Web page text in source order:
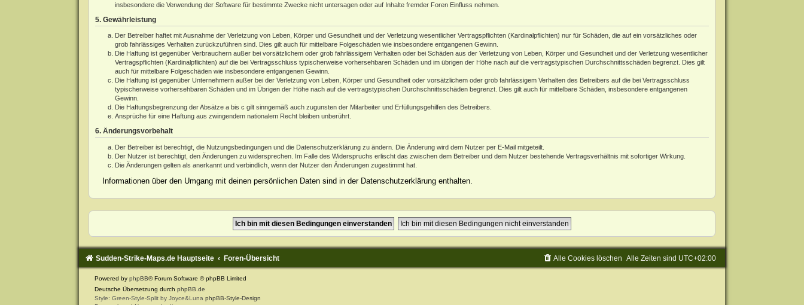
insbesondere die Verwendung der Software für bestimmte Zwecke nicht untersagen oder auf Inhalte fremder Foren Einfluss nehmen.
5. Gewährleistung
Der Betreiber haftet mit Ausnahme der Verletzung von Leben, Körper und Gesundheit und der Verletzung wesentlicher Vertragspflichten (Kardinalpflichten) nur für Schäden, die auf ein vorsätzliches oder
grob fahrlässiges Verhalten zurückzuführen sind. Dies gilt auch für mittelbare Folgeschäden wie insbesondere entgangenen Gewinn.
Die Haftung ist gegenüber Verbrauchern außer bei vorsätzlichem oder grob fahrlässigem Verhalten oder bei Schäden aus der Verletzung von Leben, Körper und Gesundheit und der Verletzung wesentlicher
Vertragspflichten (Kardinalpflichten) auf die bei Vertragsschluss typischerweise vorhersehbaren Schäden und im übrigen der Höhe nach auf die vertragstypischen Durchschnittsschäden begrenzt. Dies gilt
auch für mittelbare Folgeschäden wie insbesondere entgangenen Gewinn.
Die Haftung ist gegenüber Unternehmern außer bei der Verletzung von Leben, Körper und Gesundheit oder vorsätzlichem oder grob fahrlässigem Verhalten des Betreibers auf die bei Vertragsschluss
typischerweise vorhersehbaren Schäden und im Übrigen der Höhe nach auf die vertragstypischen Durchschnittsschäden begrenzt. Dies gilt auch für mittelbare Schäden, insbesondere entgangenen
Gewinn.
Die Haftungsbegrenzung der Absätze a bis c gilt sinngemäß auch zugunsten der Mitarbeiter und Erfüllungsgehilfen des Betreibers.
Ansprüche für eine Haftung aus zwingendem nationalem Recht bleiben unberührt.
6. Änderungsvorbehalt
Der Betreiber ist berechtigt, die Nutzungsbedingungen und die Datenschutzerklärung zu ändern. Die Änderung wird dem Nutzer per E-Mail mitgeteilt.
Der Nutzer ist berechtigt, den Änderungen zu widersprechen. Im Falle des Widerspruchs erlischt das zwischen dem Betreiber und dem Nutzer bestehende Vertragsverhältnis mit sofortiger Wirkung.
Die Änderungen gelten als anerkannt und verbindlich, wenn der Nutzer den Änderungen zugestimmt hat.
Informationen über den Umgang mit deinen persönlichen Daten sind in der Datenschutzerklärung enthalten.
Sudden-Strike-Maps.de Hauptseite Foren-Übersicht Alle Zeiten sind UTC+02:00
Alle Cookies löschen
Powered by phpBB® Forum Software © phpBB Limited
Deutsche Übersetzung durch phpBB.de
Style: Green-Style-Split by Joyce&Luna phpBB-Style-Design